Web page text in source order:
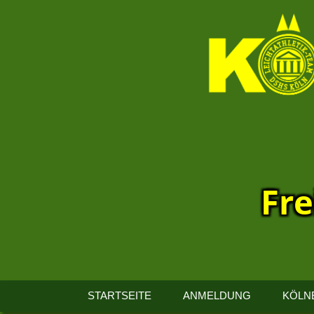
Kölner
STARTSEITE ANMELDUNG